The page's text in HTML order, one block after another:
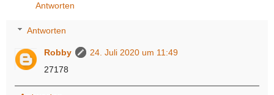
Antworten
Antworten
Robby
24. Juli 2020 um 11:49
27178